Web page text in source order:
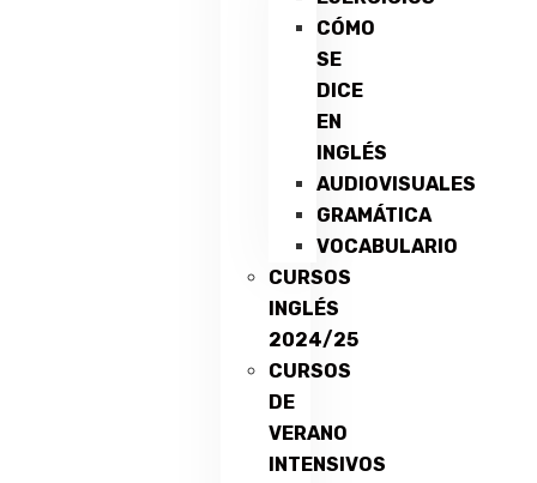
CÓMO
SE
DICE
EN
INGLÉS
AUDIOVISUALES
GRAMÁTICA
VOCABULARIO
CURSOS
INGLÉS
2024/25
CURSOS
DE
VERANO
INTENSIVOS